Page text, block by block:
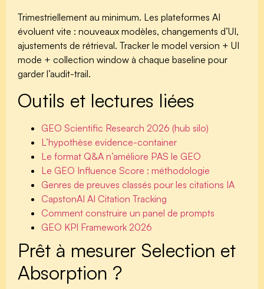
Trimestriellement au minimum. Les plateformes AI
évoluent vite : nouveaux modèles, changements d’UI,
ajustements de rétrieval. Tracker le model version + UI
mode + collection window à chaque baseline pour
garder l’audit-trail.
Outils et lectures liées
GEO Scientific Research 2026 (hub silo)
L’hypothèse evidence-container
Le format Q&A n’améliore PAS le GEO
Le GEO Influence Score : méthodologie
Genres de preuves classés pour les citations IA
CapstonAI AI Citation Tracking
Comment construire un panel de prompts
GEO KPI Framework 2026
Prêt à mesurer Selection et
Absorption ?